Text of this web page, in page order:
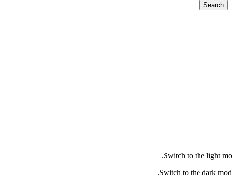
Search
Switch to the light
Switch to the dark